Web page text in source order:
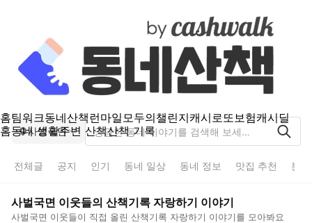
홈팀워크동네산책런마일모두의챌린지캐시로또보험캐시딜
홈동네 생활주변 산책산책 기록
사벌국면
전체글 공지 인기 동네 일상 동네 정보 맛집 추천 분
사벌국면 이웃들의 산책기록 자랑하기 이야기
사벌국면 이웃들이 직접 올린 산책기록 자랑하기 이야기를 모아봐요